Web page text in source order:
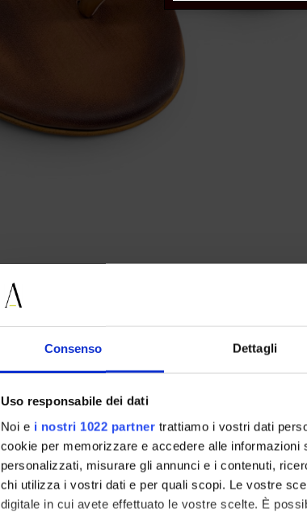
Consenso Dettagli
Uso responsabile dei dati
Noi e i nostri 1022 partner trattiamo i vostri dati
cookie per memorizzare e accedere alle
personalizzati, misurare gli annunci e i contenuti,
chi utilizza i vostri dati e per quali scopi. Le vostre
digitale in cui avete effettuato le vostre scelte. È